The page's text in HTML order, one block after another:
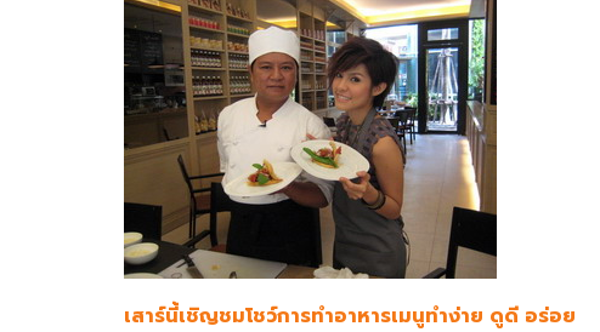
เสาร์นี้เชิญชมโชว์การทำอาหารเมนูทำง่าย ดูดี อร่อย